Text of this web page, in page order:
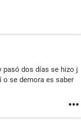
pasó dos días se hizo j
o se demora es saber